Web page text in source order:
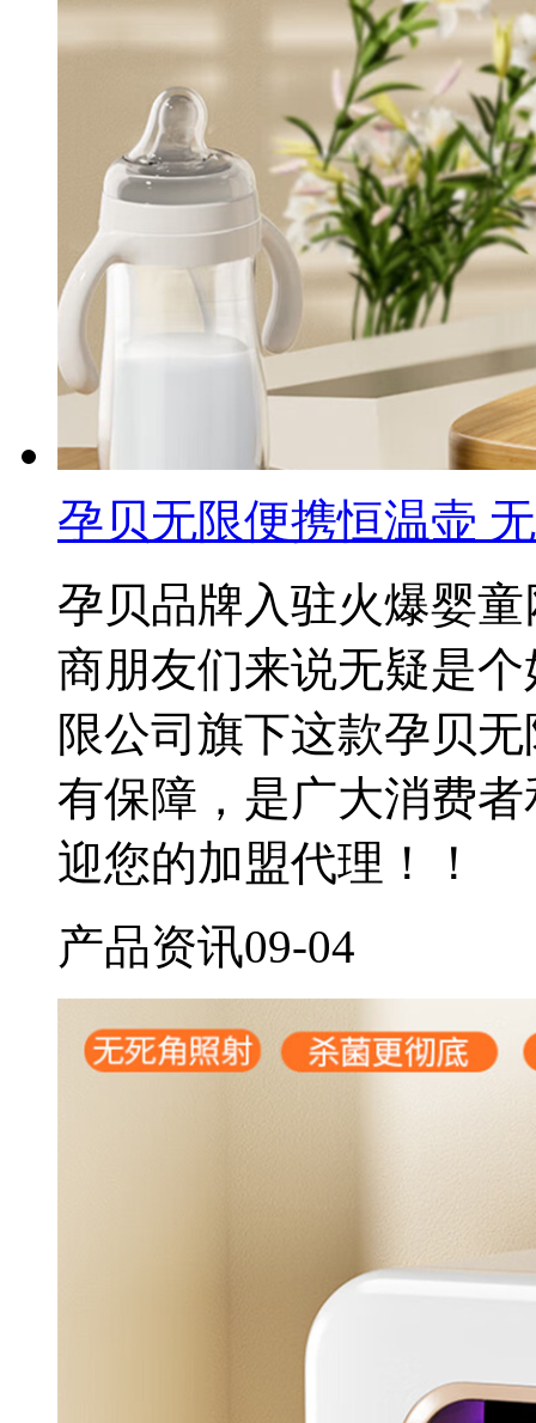
孕贝无限便携恒温壶
孕贝品牌入驻火爆婴
商朋友们来说无疑是
限公司旗下这款孕贝
有保障，是广大消费
迎您的加盟代理！！
产品资讯09-04